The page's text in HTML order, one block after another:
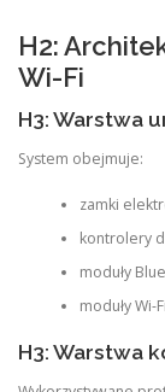
H2:
Wi-Fi
H3: Warstwa
System obejmuje:
zamki
kontrolery
moduły
moduły Wi-
H3: Warstwa